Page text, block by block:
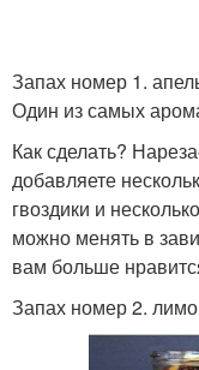
Запах номер 1.
Один из самых
Как сделать?
добавляете
гвоздики и
можно менять в
вам больше
Запах номер 2.